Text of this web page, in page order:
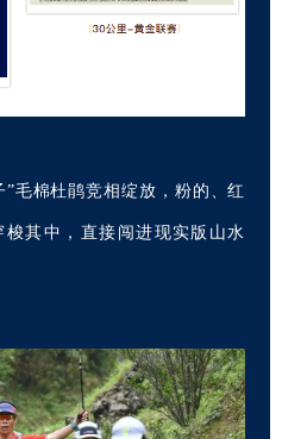
毛棉杜鹃竞相绽放，粉的、红
其中，直接闯进现实版山水